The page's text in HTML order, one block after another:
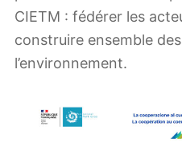
CIETM : fédérer les
construire ensemble
l’environnement.